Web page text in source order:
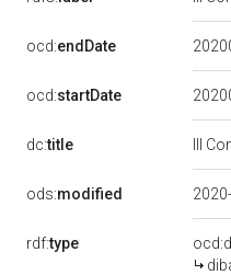
ocd:endDate
ocd:startDate
dc:title III
ods:modified
rdf:type